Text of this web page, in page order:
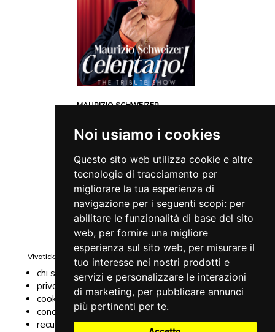
Noi usiamo i cookies
Questo sito web utilizza cookie e altre
tecnologie di tracciamento per
migliorare la tua esperienza di
navigazione per i seguenti scopi: per
abilitare le funzionalità di base del sito
web, per fornire una migliore
esperienza sul sito web, per misurare il
tuo interesse nei nostri prodotti e
servizi e personalizzare le interazioni
di marketing, per pubblicare annunci
più pertinenti per te.
MAURIZIO SCHWEIZER -
Concerti
Teatro Nuovo
VERONA(VR)
ITALIA
Vivaticket
chi siamo
privacy
cookie
condizioni generali
recupero
Aiuto e Assistenza
guida al servizio
domande frequenti
modalità di
pagamento
assistenza